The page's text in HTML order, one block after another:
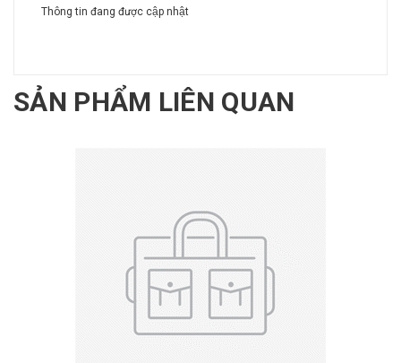
Thông tin đang được cập nhật
SẢN PHẨM LIÊN QUAN